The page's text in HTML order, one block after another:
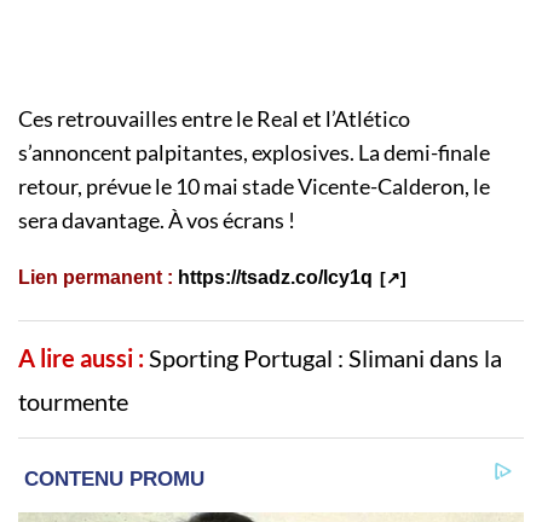
Ces retrouvailles entre le Real et l’Atlético
s’annoncent palpitantes, explosives. La demi-finale
retour, prévue le 10 mai stade Vicente-Calderon, le
sera davantage. À vos écrans !
Lien permanent : https://tsadz.co/lcy1q
A lire aussi :Sporting Portugal : Slimani dans la
tourmente